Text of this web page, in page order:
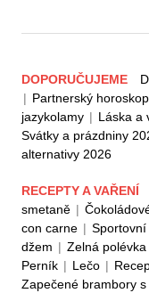
DOPORUČUJEME
| Partnerský horoskop
jazykolamy | Láska a
Svátky a prázdniny
alternativy 2026
RECEPTY A VAŘENÍ
smetaně |
con carne | Sportovní
džem | Zelná polévka
Perník | Lečo |
Zapečené brambory s